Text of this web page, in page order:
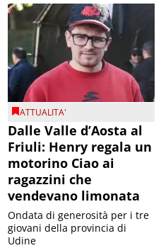
ATTUALITA'
Dalle Valle d’Aosta al
Friuli: Henry regala un
motorino Ciao ai
ragazzini che
vendevano limonata
Ondata di generosità per i tre
giovani della provincia di
Udine